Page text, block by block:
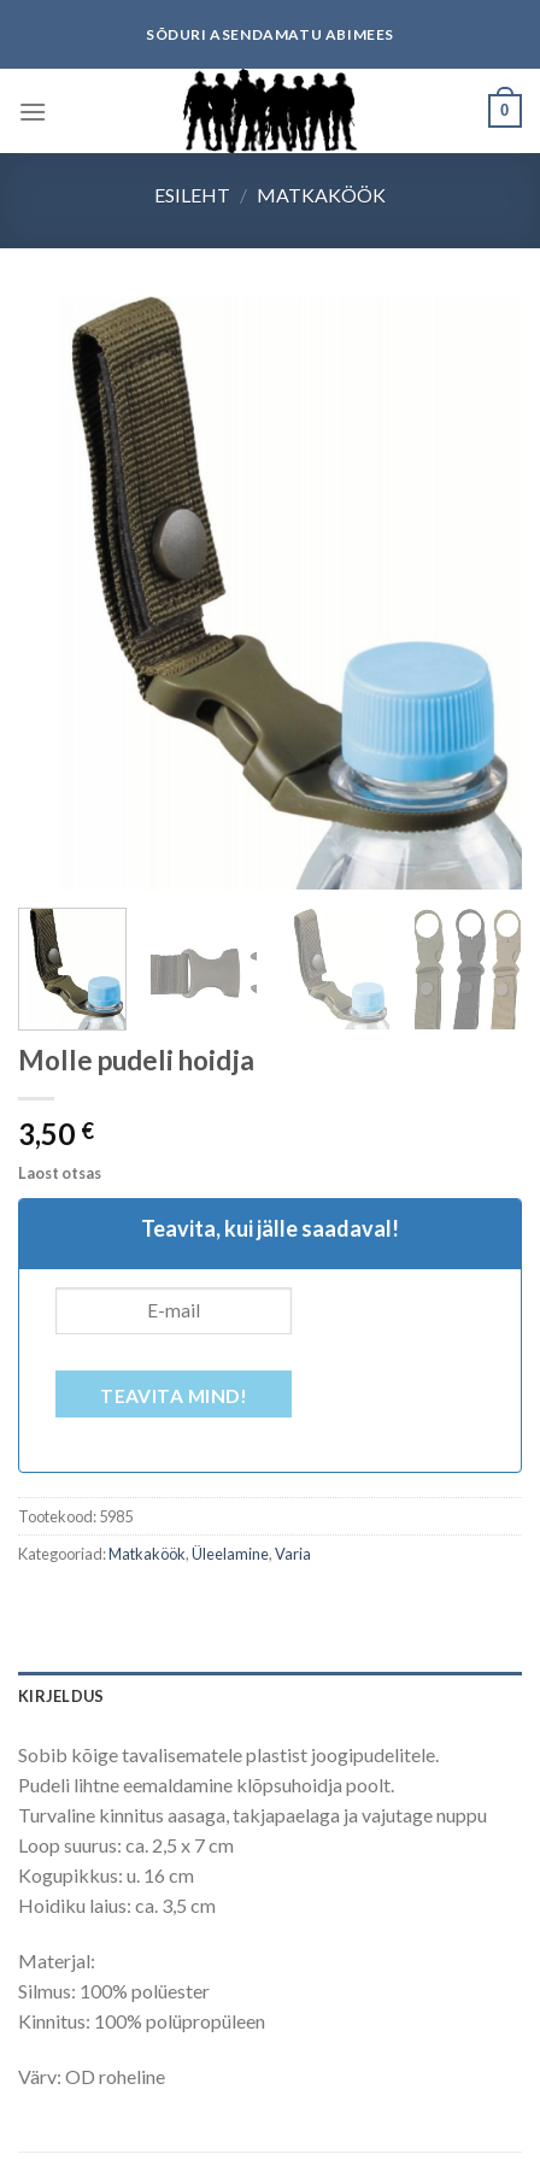
content
SÕDURI ASENDAMATU ABIMEES
0
ESILEHT / MATKAKÖÖK
Molle pudeli hoidja
3,50 €
Laost otsas
Teavita, kui jälle saadaval!
TEAVITA MIND!
Tootekood:5985
Kategooriad:Matkaköök,Üleelamine,Varia
KIRJELDUS
Sobib kõige tavalisematele plastist joogipudelitele.
Pudeli lihtne eemaldamine klõpsuhoidja poolt.
Turvaline kinnitus aasaga, takjapaelaga ja vajutage nuppu
Loop suurus: ca. 2,5 x 7 cm
Kogupikkus: u. 16 cm
Hoidiku laius: ca. 3,5 cm
Materjal:
Silmus: 100% polüester
Kinnitus: 100% polüpropüleen
Värv: OD roheline